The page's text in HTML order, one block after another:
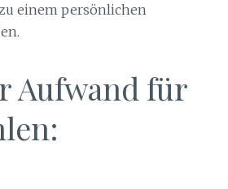
einem persönlichen
Aufwand für